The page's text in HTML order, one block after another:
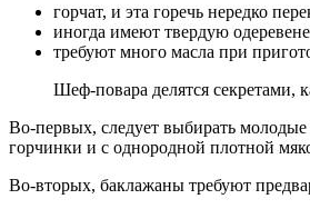
горчат, и эта горечь нередко
иногда имеют твердую
требуют много масла при
Шеф-повара делятся секретами,
Во-первых, следует выбирать
горчинки и с однородной плотной
Во-вторых, баклажаны требуют